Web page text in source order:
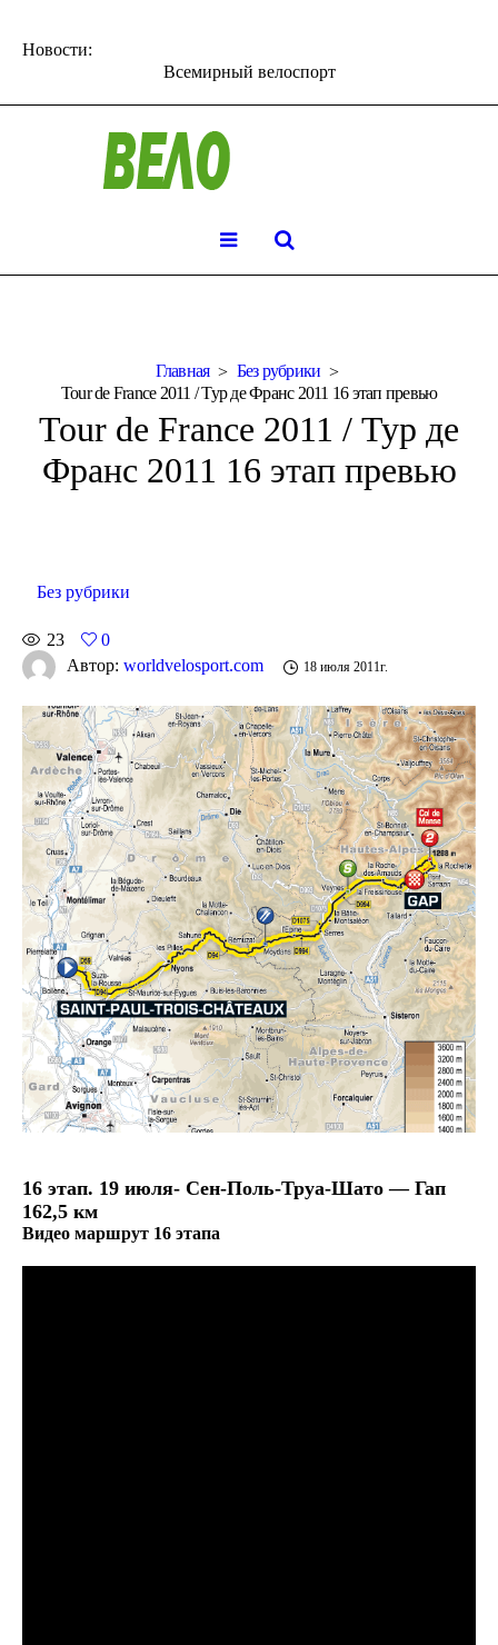
Новости:
Всемирный велоспорт
Главная
Без рубрики
Tour de France 2011 / Тур де Франс 2011 16 этап превью
Tour de France 2011 / Тур де
Франс 2011 16 этап превью
Без рубрики
23
0
Автор: worldvelosport.com 18 июля 2011г.
16 этап. 19 июля- Сен-Поль-Труа-Шато — Гап
162,5 км
Видео маршрут 16 этапа